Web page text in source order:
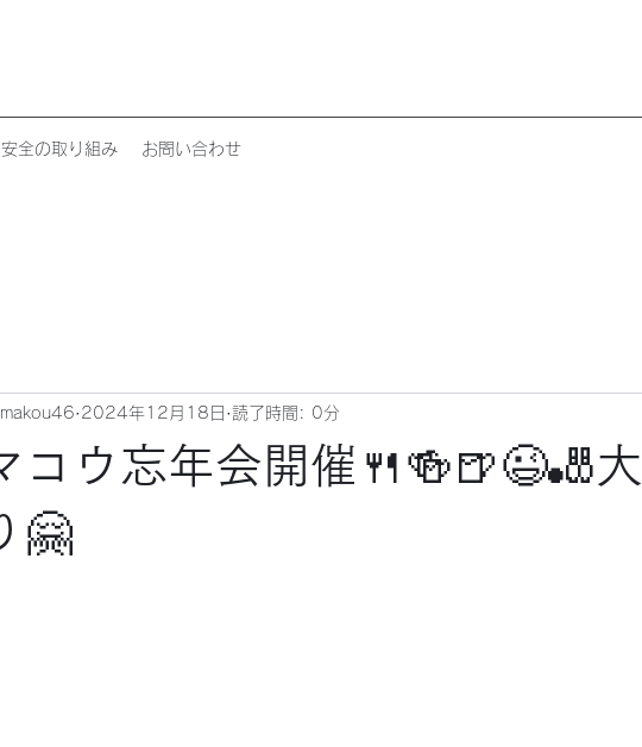
安全の取り組み お問い合わせ
コウ忘年会開催🍴🍻🍺😉🎳
🤗
2024年12月18日 読了時間: 0分